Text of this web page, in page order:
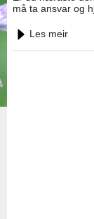
må ta ansvar og
Les meir